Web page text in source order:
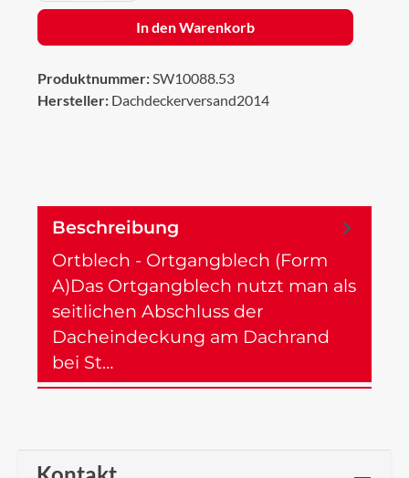
In den Warenkorb
Produktnummer:SW10088.53
Hersteller: Dachdeckerversand2014
Beschreibung
Ortblech - Ortgangblech (Form
A)Das Ortgangblech nutzt man als
seitlichen Abschluss der
Dacheindeckung am Dachrand
bei St…